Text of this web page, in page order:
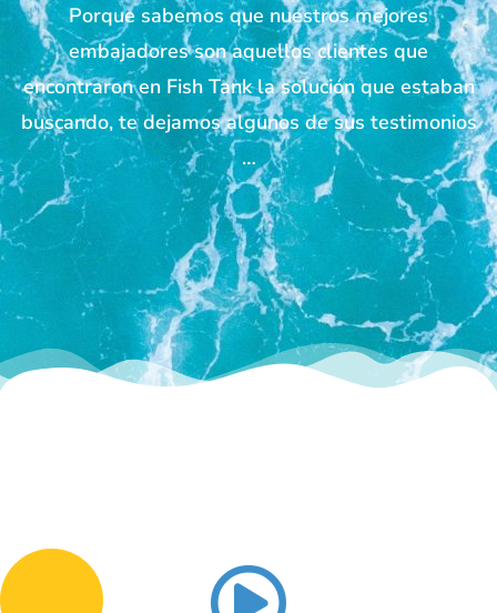
Porque sabemos que nuestros mejores
embajadores son aquellos clientes que
encontraron en Fish Tank la solución que estaban
buscando, te dejamos algunos de sus testimonios
…